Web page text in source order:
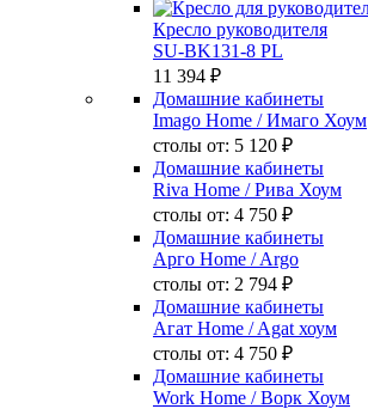
Кресло руководителя
SU-BK131-8 PL
11 394 ₽
Домашние кабинеты
Imago Home / Имаго Хоум
столы от: 5 120 ₽
Домашние кабинеты
Riva Home / Рива Хоум
столы от: 4 750 ₽
Домашние кабинеты
Арго Home / Argo
столы от: 2 794 ₽
Домашние кабинеты
Агат Home / Agat хоум
столы от: 4 750 ₽
Домашние кабинеты
Work Home / Ворк Хоум